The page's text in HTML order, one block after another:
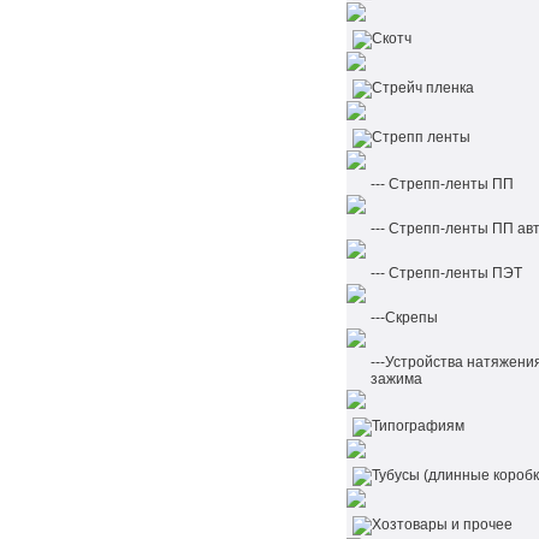
Скотч
Стрейч пленка
Стрепп ленты
--- Стрепп-ленты ПП
--- Стрепп-ленты ПП
--- Стрепп-ленты ПЭТ
---Скрепы
---Устройства
зажима
Типографиям
Тубусы (длинные
Хозтовары и прочее